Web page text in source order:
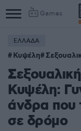
Games
Column
1
Column
2
ΕΛΛΑΔΑ
Κυψέλη
Κυψέλη:
άνδρα που
σε δρόμο